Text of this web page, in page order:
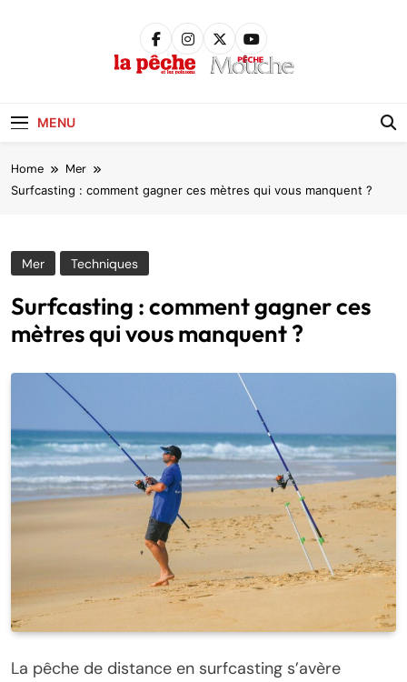
MENU
Home Mer
Surfcasting : comment gagner ces mètres qui vous manquent ?
Mer Techniques
Surfcasting : comment gagner ces
mètres qui vous manquent ?
La pêche de distance en surfcasting s’avère